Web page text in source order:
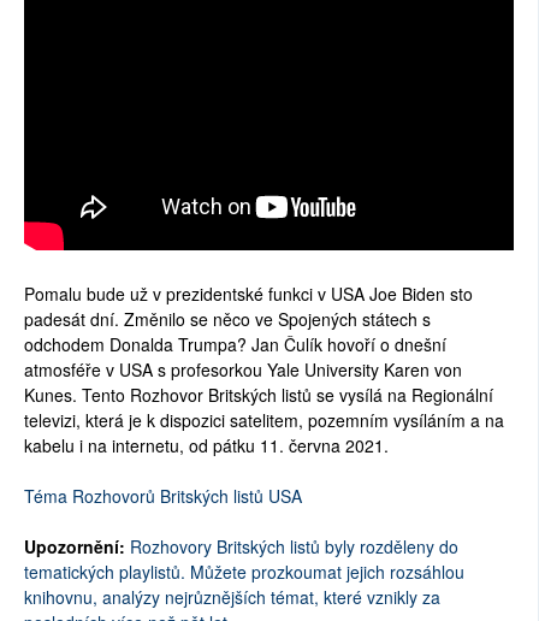
Pomalu bude už v prezidentské funkci v USA Joe Biden sto
padesát dní. Změnilo se něco ve Spojených státech s
odchodem Donalda Trumpa? Jan Čulík hovoří o dnešní
atmosféře v USA s profesorkou Yale University Karen von
Kunes. Tento Rozhovor Britských listů se vysílá na Regionální
televizi, která je k dispozici satelitem, pozemním vysíláním a na
kabelu i na internetu, od pátku 11. června 2021.
Téma Rozhovorů Britských listů USA
Upozornění: Rozhovory Britských listů byly rozděleny do
tematických playlistů. Můžete prozkoumat jejich rozsáhlou
knihovnu, analýzy nejrůznějších témat, které vznikly za